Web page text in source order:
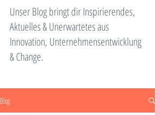
Unser Blog bringt dir Inspirierendes,
Aktuelles & Unerwartetes aus
Innovation, Unternehmensentwicklung
& Change.
Blog